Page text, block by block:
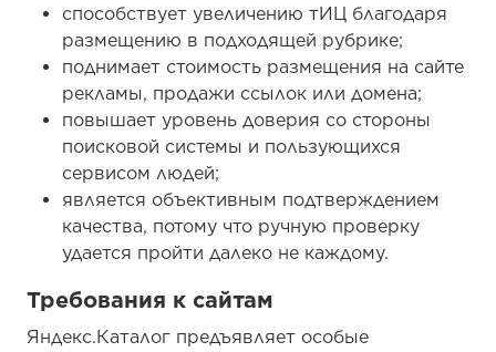
способствует увеличению тИЦ благодаря
размещению в подходящей рубрике;
поднимает стоимость размещения на сайте
рекламы, продажи ссылок или домена;
повышает уровень доверия со стороны
поисковой системы и пользующихся
сервисом людей;
является объективным подтверждением
качества, потому что ручную проверку
удается пройти далеко не каждому.
Требования к сайтам
Яндекс.Каталог предъявляет особые